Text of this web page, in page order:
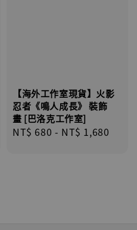
【海外工作室現貨】火影
忍者《鳴人成長》 裝飾
畫 [巴洛克工作室]
Regular
NT$ 680 - NT$ 1,680